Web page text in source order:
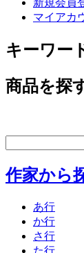
新規会員
マイアカ
キーワー
商品を探
作家から
あ行
か行
さ行
た行